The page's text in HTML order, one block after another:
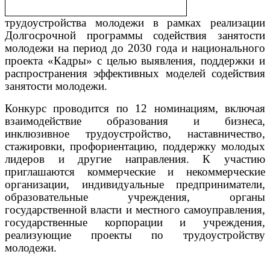
трудоустройства молодежи в рамках реализации
Долгосрочной программы содействия занятости
молодежи на период до 2030 года и национального
проекта «Кадры» с целью выявления, поддержки и
распространения эффективных моделей содействия
занятости молодежи.
Конкурс проводится по 12 номинациям, включая
взаимодействие образования и бизнеса,
инклюзивное трудоустройство, наставничество,
стажировки, профориентацию, поддержку молодых
лидеров и другие направления. К участию
приглашаются коммерческие и некоммерческие
организации, индивидуальные предприниматели,
образовательные учреждения, органы
государственной власти и местного самоуправления,
государственные корпорации и учреждения,
реализующие проекты по трудоустройству
молодежи.